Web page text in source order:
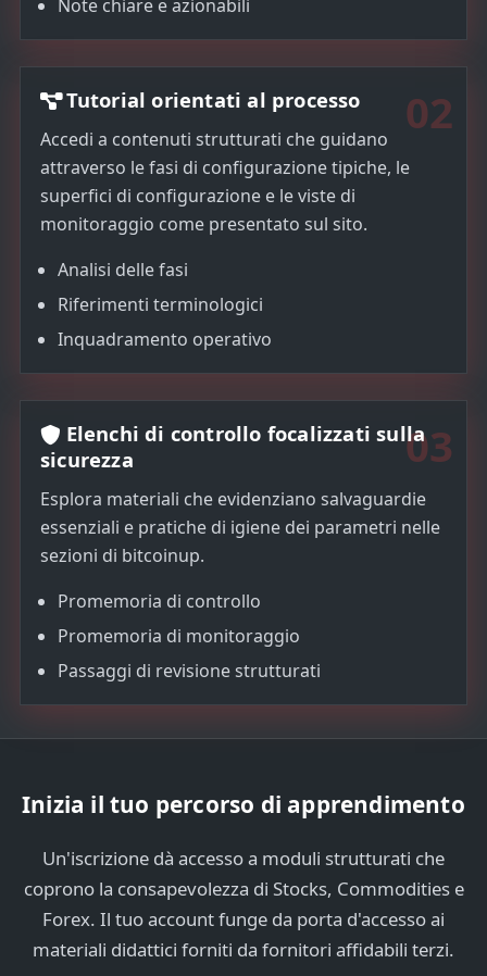
Note chiare e azionabili
02
Tutorial orientati al processo
Accedi a contenuti strutturati che guidano
attraverso le fasi di configurazione tipiche, le
superfici di configurazione e le viste di
monitoraggio come presentato sul sito.
Analisi delle fasi
Riferimenti terminologici
Inquadramento operativo
03
Elenchi di controllo focalizzati sulla
sicurezza
Esplora materiali che evidenziano salvaguardie
essenziali e pratiche di igiene dei parametri nelle
sezioni di bitcoinup.
Promemoria di controllo
Promemoria di monitoraggio
Passaggi di revisione strutturati
Inizia il tuo percorso di apprendimento
Un'iscrizione dà accesso a moduli strutturati che
coprono la consapevolezza di Stocks, Commodities e
Forex. Il tuo account funge da porta d'accesso ai
materiali didattici forniti da fornitori affidabili terzi.